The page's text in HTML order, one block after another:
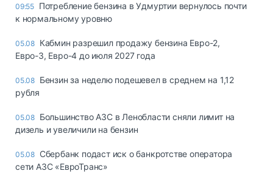
09:55 Потребление бензина в Удмуртии вернулось почти
к нормальному уровню
05.08 Кабмин разрешил продажу бензина Евро-2,
Евро-3, Евро-4 до июля 2027 года
05.08 Бензин за неделю подешевел в среднем на 1,12
рубля
05.08 Большинство АЗС в Ленобласти сняли лимит на
дизель и увеличили на бензин
05.08 Сбербанк подаст иск о банкротстве оператора
сети АЗС «ЕвроТранс»